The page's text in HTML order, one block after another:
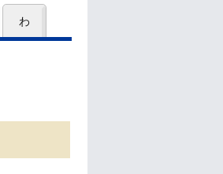
わ